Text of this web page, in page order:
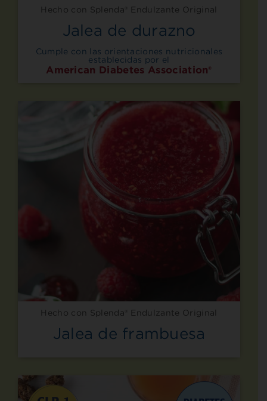
Hecho con Splenda® Endulzante Original
Jalea de durazno
Cumple con las orientaciones nutricionales
establecidas por el
American Diabetes Association®
Hecho con Splenda® Endulzante Original
Jalea de frambuesa